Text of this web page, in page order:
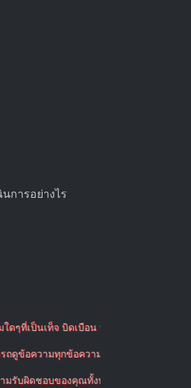
การอย่างไร
ท็จ บิดเบือน หรือไม่เหมาะสม ไม่โพส
มทุกข้อความตลอดเวลาได้ ดังนั้นจึงไม่
บของคุณทั้งหมด โดยคุณยินยอมที่จะปกป้